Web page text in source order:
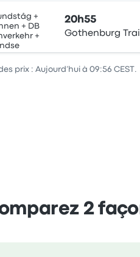
+
+ DB
+
20h55
Gothenburg
prix : Aujourd’hui à 09:56 CEST.
2